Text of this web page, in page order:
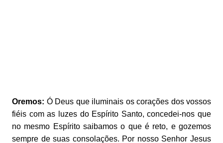
Oremos: Ó Deus que iluminais os corações dos vossos
fiéis com as luzes do Espírito Santo, concedei-nos que
no mesmo Espírito saibamos o que é reto, e gozemos
sempre de suas consolações. Por nosso Senhor Jesus